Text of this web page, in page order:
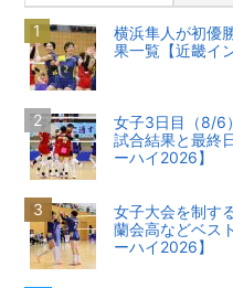
横浜隼人が初優
果一覧【近畿イ
女子3日目（8/6
試合結果と最終
ーハイ2026】
女子大会を制す
蘭会高などベス
ーハイ2026】